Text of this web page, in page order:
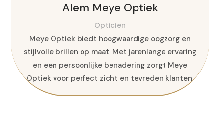
Alem Meye Optiek
Opticien
Meye Optiek biedt hoogwaardige oogzorg en
stijlvolle brillen op maat. Met jarenlange ervaring
en een persoonlijke benadering zorgt Meye
Optiek voor perfect zicht en tevreden klanten.